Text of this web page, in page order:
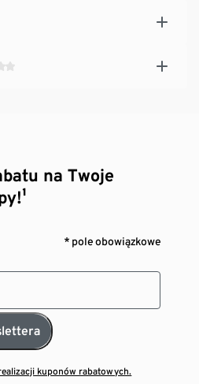
na Twoje
* pole obowiązkowe
kuponów rabatowych.